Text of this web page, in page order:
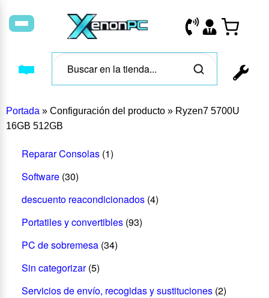
Portada » Configuración del producto » Ryzen7 5700U
16GB 512GB
Reparar Consolas (1)
Software (30)
descuento reacondicionados (4)
Portatiles y convertibles (93)
PC de sobremesa (34)
Sin categorizar (5)
Servicios de envío, recogidas y sustituciones (2)